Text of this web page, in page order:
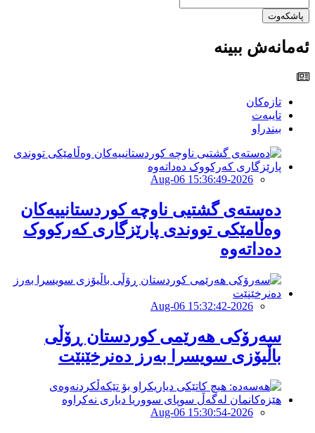
پاشکەوت
ئەمانەش ببینە
تازەکان
تایبەت
بیندراو
2026-Aug-06 15:36:49
دەستەی گشتیی ناوچە کوردستانییەکان
وەڵامێکی تووندی پارێزگاری کەرکووک
دەداتەوە
2026-Aug-06 15:32:42
سەرۆكی هەرێمی كوردستان ڕۆڵی
باڵیۆزی سویسرا بەرز دەنرخێنێت
2026-Aug-06 15:30:54